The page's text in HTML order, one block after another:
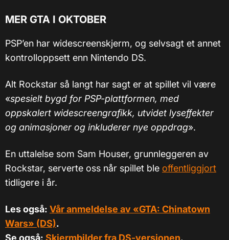
MER GTA I OKTOBER
PSP’en har widescreenskjerm, og selvsagt et annet
kontrolloppsett enn Nintendo DS.
Alt Rockstar så langt har sagt er at spillet vil være
«spesielt bygd for PSP-plattformen, med
oppskalert widescreengrafikk, utvidet lyseffekter
og animasjoner og inkluderer nye oppdrag».
En uttalelse som Sam Houser, grunnleggeren av
Rockstar, serverte oss når spillet ble offentliggjort
tidligere i år.
Les også: Vår anmeldelse av «GTA: Chinatown
Wars» (DS).
Se også: Skjermbilder fra DS-versjonen.